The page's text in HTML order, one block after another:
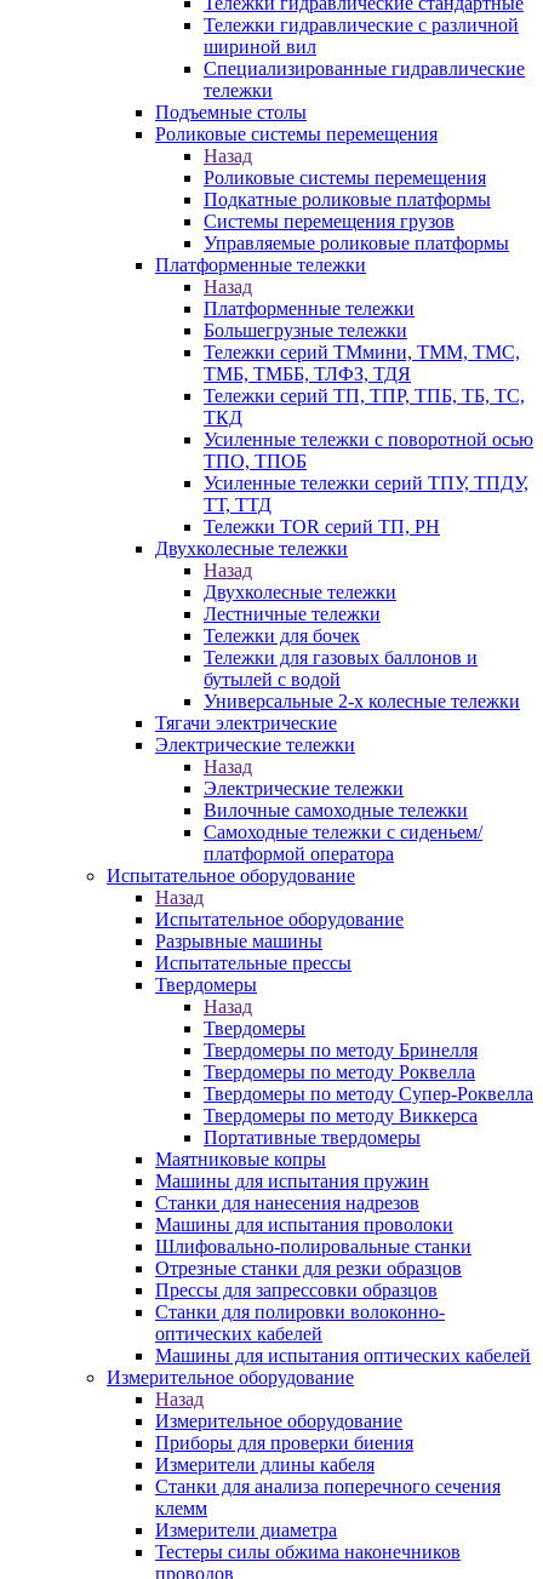
Тележки гидравлические с различной
шириной вил
Специализированные гидравлические
тележки
Подъемные столы
Роликовые системы перемещения
Назад
Роликовые системы перемещения
Подкатные роликовые платформы
Системы перемещения грузов
Управляемые роликовые платформы
Платформенные тележки
Назад
Платформенные тележки
Большегрузные тележки
Тележки серий ТМмини, ТММ, ТМС,
ТМБ, ТМББ, ТЛФЗ, ТДЯ
Тележки серий ТП, ТПР, ТПБ, ТБ, ТС,
ТКД
Усиленные тележки с поворотной осью
ТПО, ТПОБ
Усиленные тележки серий ТПУ, ТПДУ,
ТТ, ТТД
Тележки TOR серий ТП, PH
Двухколесные тележки
Назад
Двухколесные тележки
Лестничные тележки
Тележки для бочек
Тележки для газовых баллонов и
бутылей с водой
Универсальные 2-х колесные тележки
Тягачи электрические
Электрические тележки
Назад
Электрические тележки
Вилочные самоходные тележки
Самоходные тележки с сиденьем/
платформой оператора
Испытательное оборудование
Назад
Испытательное оборудование
Разрывные машины
Испытательные прессы
Твердомеры
Назад
Твердомеры
Твердомеры по методу Бринелля
Твердомеры по методу Роквелла
Твердомеры по методу Супер-Роквелла
Твердомеры по методу Виккерса
Портативные твердомеры
Маятниковые копры
Машины для испытания пружин
Станки для нанесения надрезов
Машины для испытания проволоки
Шлифовально-полировальные станки
Отрезные станки для резки образцов
Прессы для запрессовки образцов
Станки для полировки волоконно-
оптических кабелей
Машины для испытания оптических кабелей
Измерительное оборудование
Назад
Измерительное оборудование
Приборы для проверки биения
Измерители длины кабеля
Станки для анализа поперечного сечения
клемм
Измерители диаметра
Тестеры силы обжима наконечников
проводов